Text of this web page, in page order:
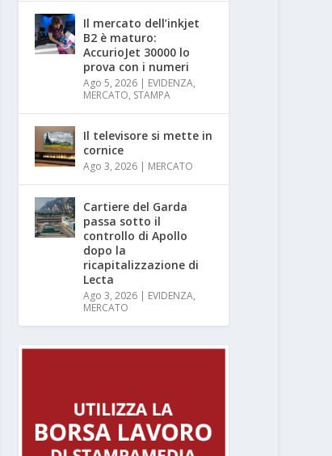
Il mercato dell’inkjet
B2 è maturo:
AccurioJet 30000 lo
prova con i numeri
Ago 5, 2026 | EVIDENZA,
MERCATO, STAMPA
Il televisore si mette in
cornice
Ago 3, 2026 | MERCATO
Cartiere del Garda
passa sotto il
controllo di Apollo
dopo la
ricapitalizzazione di
Lecta
Ago 3, 2026 | EVIDENZA,
MERCATO